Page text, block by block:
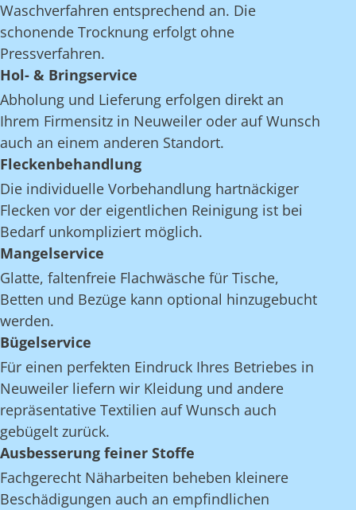
Waschverfahren entsprechend an. Die
schonende Trocknung erfolgt ohne
Pressverfahren.
Hol- & Bringservice
Abholung und Lieferung erfolgen direkt an
Ihrem Firmensitz in Neuweiler oder auf Wunsch
auch an einem anderen Standort.
Fleckenbehandlung
Die individuelle Vorbehandlung hartnäckiger
Flecken vor der eigentlichen Reinigung ist bei
Bedarf unkompliziert möglich.
Mangelservice
Glatte, faltenfreie Flachwäsche für Tische,
Betten und Bezüge kann optional hinzugebucht
werden.
Bügelservice
Für einen perfekten Eindruck Ihres Betriebes in
Neuweiler liefern wir Kleidung und andere
repräsentative Textilien auf Wunsch auch
gebügelt zurück.
Ausbesserung feiner Stoffe
Fachgerecht Näharbeiten beheben kleinere
Beschädigungen auch an empfindlichen